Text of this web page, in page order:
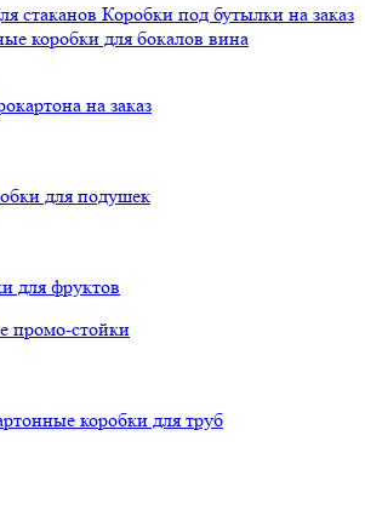
стаканов Коробки под бутылки на заказ
коробки для бокалов вина
на заказ
для подушек
для фруктов
промо-стойки
коробки для труб